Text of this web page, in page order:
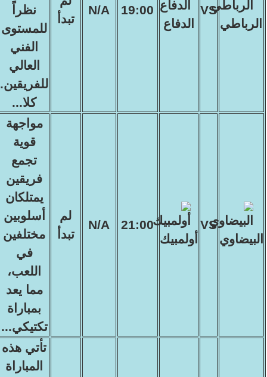
الرباطي
VS
الدفاع
19:00
N/A
تبدأ
نظراً
للمستوى
الفني
العالي
للفريقين.
كلا...
البيضاوي
VS
أولمبيك
21:00
N/A
لم
تبدأ
مواجهة
قوية
تجمع
فريقين
يمتلكان
أسلوبين
مختلفين
في
اللعب،
مما يعد
بمباراة
تكتيكي...
تأتي هذه
المباراة